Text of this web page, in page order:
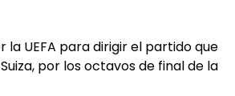
la UEFA para dirigir el partido que
por los octavos de final de la